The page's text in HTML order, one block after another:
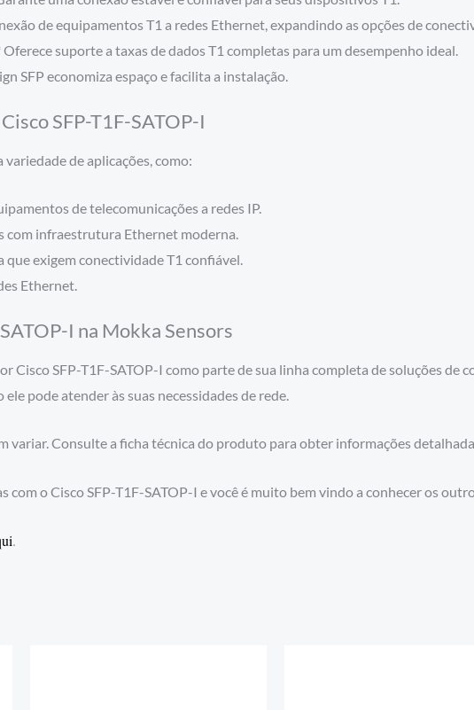
de equipamentos T1 a redes Ethernet, expandindo as opções de
suporte a taxas de dados T1 completas para um desempenho ideal.
SFP economiza espaço e facilita a instalação.
SFP-T1F-SATOP-I
de aplicações, como:
de telecomunicações a redes IP.
com infraestrutura Ethernet moderna.
exigem conectividade T1 confiável.
Ethernet.
I na Mokka Sensors
Cisco SFP-T1F-SATOP-I como parte de sua linha completa de soluções de
pode atender às suas necessidades de rede.
variar. Consulte a ficha técnica do produto para obter informações
com o Cisco SFP-T1F-SATOP-I e você é muito bem vindo a conhecer os
.